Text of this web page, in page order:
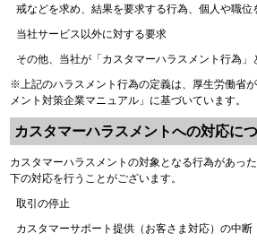
戒などを求め、結果を要求する行為、個人や職位
当社サービス以外に対する要求
その他、当社が「カスタマーハラスメント行為」
※上記のハラスメント行為の定義は、厚生労働省
メント対策企業マニュアル」に基づいています。
カスタマーハラスメントへの対応に
カスタマーハラスメントの対象となる行為があっ
下の対応を行うことがございます。
取引の停止
カスタマーサポート提供（お客さま対応）の中断